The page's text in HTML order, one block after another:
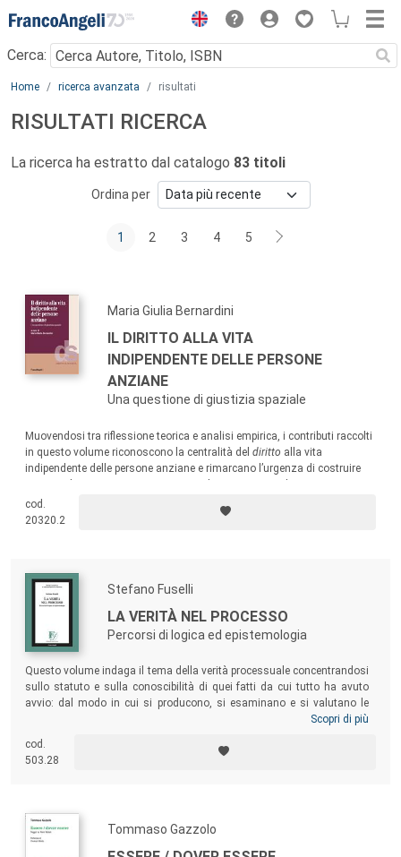
Menu
Cerca:
Main content
Home ricerca avanzata risultati
RISULTATI RICERCA
La ricerca ha estratto dal catalogo 83 titoli
Ordina per
1 2 3 4 5
Maria Giulia Bernardini
IL DIRITTO ALLA VITA
INDIPENDENTE DELLE PERSONE
ANZIANE
Una questione di giustizia spaziale
Muovendosi tra riflessione teorica e analisi empirica, i contributi raccolti
in questo volume riconoscono la centralità del diritto alla vita
indipendente delle persone anziane e rimarcano l’urgenza di costruire
contesti in cui tutte e tutti possano
cod.
20320.2
Stefano Fuselli
LA VERITÀ NEL PROCESSO
Percorsi di logica ed epistemologia
Questo volume indaga il tema della verità processuale concentrandosi
sullo statuto e sulla conoscibilità di quei fatti da cui tutto ha avuto
avvio: dal modo in cui si producono, si esaminano e si valutano le
prove fino al modo in cui si perviene al giudizio o si fornisce la
metodologia, cioè una ricerca su ciò che rende possibile il servirsi di
determinati strumenti, e di pensare a una verità – quella inerente ai
Scopri di più
cod.
503.28
Tommaso Gazzolo